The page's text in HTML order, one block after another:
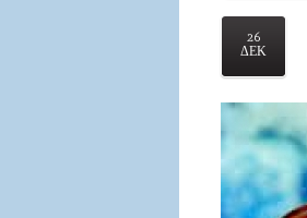
26
ΔΕΚ